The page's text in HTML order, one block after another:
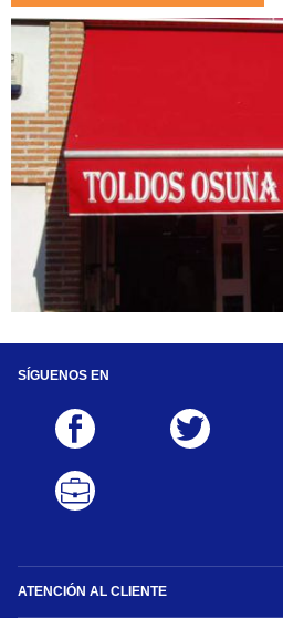
SÍGUENOS EN
ATENCIÓN AL CLIENTE